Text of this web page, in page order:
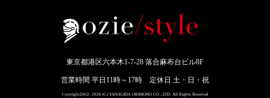
東京都港区六本木1-7-28 落合麻布台ビル8F
営業時間 平日11時～17時 定休日 土・日・祝
Coryright2002- 2026 (C) YANAGIDA ORIMONO CO .,LTD. All Rights Reserved